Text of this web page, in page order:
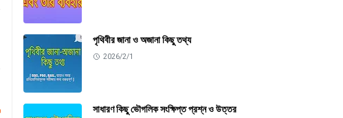
পৃথিবীর জানা ও অজানা কিছু তথ্য
2026/2/1
সাধারণ কিছু ভৌগলিক সংক্ষিপ্ত প্রশ্ন ও উত্তর